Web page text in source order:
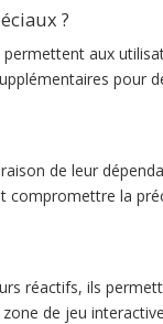
?
aux
pour
de leur
compromettre la
réactifs, ils
de jeu